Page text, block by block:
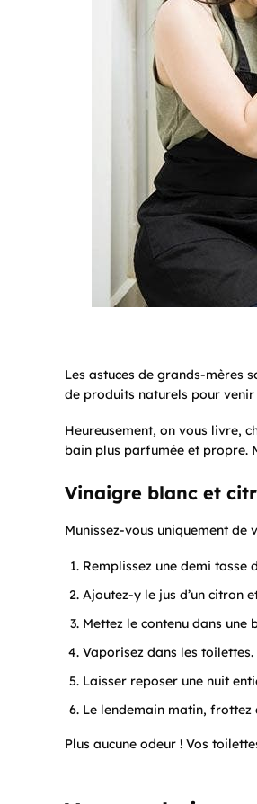
Les astuces de grands-mères
de produits naturels pour
Heureusement, on vous livre,
bain plus parfumée et propre.
Vinaigre blanc et
Munissez-vous uniquement de
Remplissez une demi tasse
Ajoutez-y le jus d’un citron
Mettez le contenu dans une
Vaporisez dans les toilettes.
Laisser reposer une nuit
Le lendemain matin, frottez
Plus aucune odeur ! Vos